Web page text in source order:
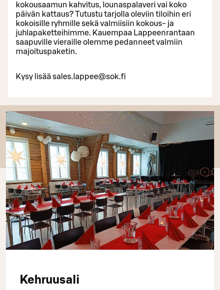
kokousaamun kahvitus, lounaspalaveri vai koko
päivän kattaus? Tutustu tarjolla oleviin tiloihin eri
kokoisille ryhmille sekä valmiisiin kokous- ja
juhlapaketteihimme. Kauempaa Lappeenrantaan
saapuville vieraille olemme pedanneet valmiin
majoituspaketin.
Kysy lisää sales.lappee@sok.fi
Kehruusali